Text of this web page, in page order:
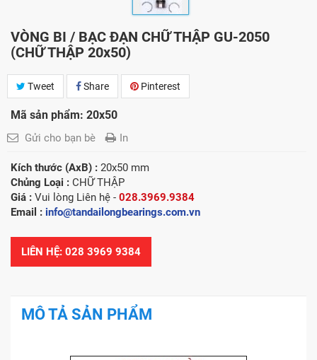
VÒNG BI / BẠC ĐẠN CHỮ THẬP GU-2050
(CHỮ THẬP 20x50)
Tweet Share Pinterest
Mã sản phẩm: 20x50
Gửi cho bạn bè In
Kích thước (AxB) : 20x50 mm
Chủng Loại : CHỮ THẬP
Giá : Vui lòng Liên hệ - 028.3969.9384
Email : info@tandailongbearings.com.vn
LIÊN HỆ: 028 3969 9384
MÔ TẢ SẢN PHẨM